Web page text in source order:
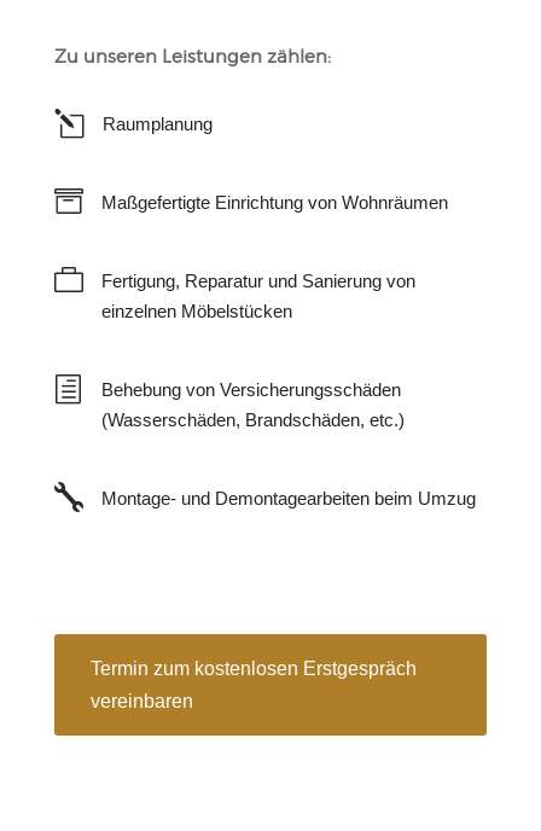
Zu unseren Leistungen zählen:
l Raumplanung
 Maßgefertigte Einrichtung von Wohnräumen

Fertigung, Reparatur und Sanierung von
einzelnen Möbelstücken
h
Behebung von Versicherungsschäden
(Wasserschäden, Brandschäden, etc.)
 Montage- und Demontagearbeiten beim Umzug
Termin zum kostenlosen Erstgespräch
vereinbaren